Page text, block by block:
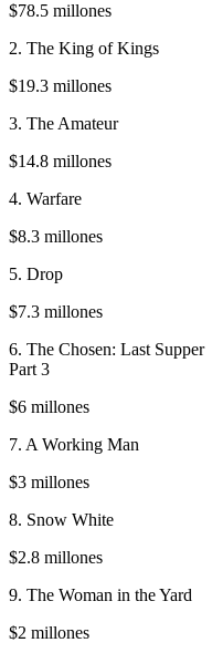
$78.5 millones
2. The King of Kings
$19.3 millones
3. The Amateur
$14.8 millones
4. Warfare
$8.3 millones
5. Drop
$7.3 millones
6. The Chosen: Last Supper
Part 3
$6 millones
7. A Working Man
$3 millones
8. Snow White
$2.8 millones
9. The Woman in the Yard
$2 millones